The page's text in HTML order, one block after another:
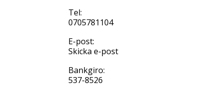
Tel:
0705781104
E-post:
Skicka e-post
Bankgiro:
537-8526